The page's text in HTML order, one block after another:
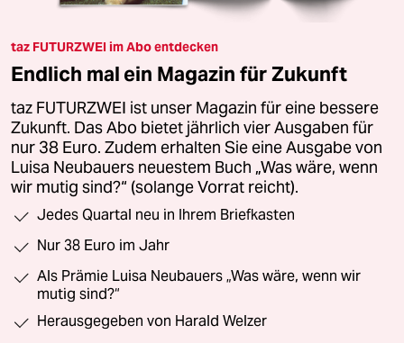
taz FUTURZWEI im Abo entdecken
Endlich mal ein Magazin für Zukunft
taz FUTURZWEI ist unser Magazin für eine bessere
Zukunft. Das Abo bietet jährlich vier Ausgaben für
nur 38 Euro. Zudem erhalten Sie eine Ausgabe von
Luisa Neubauers neuestem Buch „Was wäre, wenn
wir mutig sind?“ (solange Vorrat reicht).
Jedes Quartal neu in Ihrem Briefkasten
Nur 38 Euro im Jahr
Als Prämie Luisa Neubauers „Was wäre, wenn wir
mutig sind?“
Herausgegeben von Harald Welzer